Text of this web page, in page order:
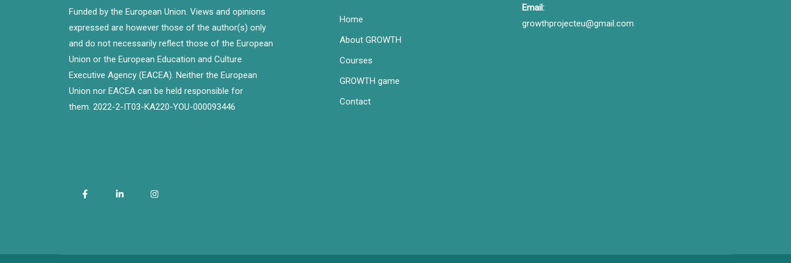
Funded by the European Union. Views and opinions
expressed are however those of the author(s) only
and do not necessarily reflect those of the European
Union or the European Education and Culture
Executive Agency (EACEA). Neither the European
Union nor EACEA can be held responsible for
them. 2022-2-IT03-KA220-YOU-000093446
Home
About GROWTH
Courses
GROWTH game
Contact
Email:
growthprojecteu@gmail.com